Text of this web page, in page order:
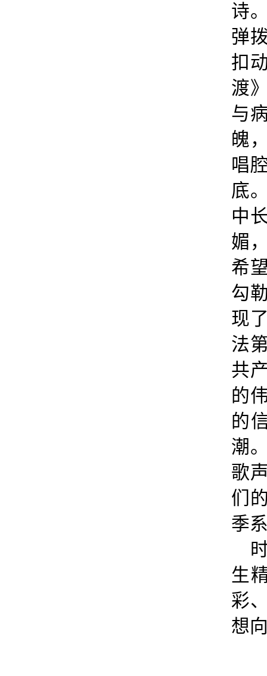
诗
弹
扣
渡
与
魄
唱
底
中
媚
希
勾
现
法
共
的
的
潮
歌
们
季
生
彩
想